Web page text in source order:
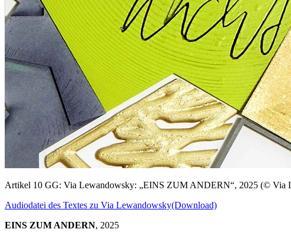
Artikel 10 GG: Via Lewandowsky: „EINS ZUM ANDERN“, 2025 (© Via
Audiodatei des Textes zu Via Lewandowsky(Download)
EINS ZUM ANDERN, 2025